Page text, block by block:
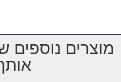
מוצרים נוספים